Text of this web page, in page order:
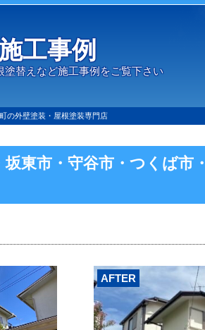
工事例
塗替えなど施工事例をご覧下さい
の外壁塗装・屋根塗装専門店
坂東市・守谷市・つくば市
AFTER